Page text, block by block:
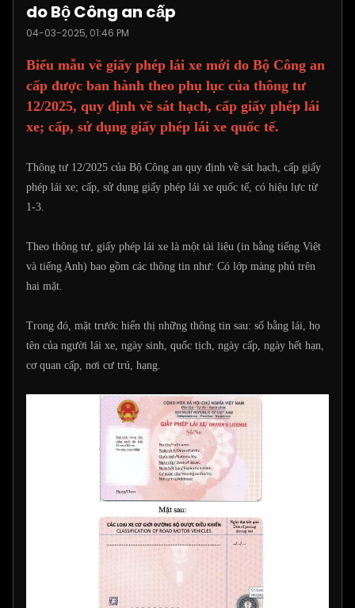
do Bộ Công an cấp
04-03-2025, 01:46 PM
Biểu mẫu về giấy phép lái xe mới do Bộ Công an
cấp được ban hành theo phụ lục của thông tư
12/2025, quy định về sát hạch, cấp giấy phép lái
xe; cấp, sử dụng giấy phép lái xe quốc tế.
Thông tư 12/2025 của Bộ Công an quy định về sát hạch, cấp giấy
phép lái xe; cấp, sử dụng giấy phép lái xe quốc tế, có hiệu lực từ
1-3.
Theo thông tư, giấy phép lái xe là một tài liệu (in bằng tiếng Việt
và tiếng Anh) bao gồm các thông tin như: Có lớp màng phủ trên
hai mặt.
Trong đó, mặt trước hiển thị những thông tin sau: số bằng lái, họ
tên của người lái xe, ngày sinh, quốc tịch, ngày cấp, ngày hết hạn,
cơ quan cấp, nơi cư trú, hạng.